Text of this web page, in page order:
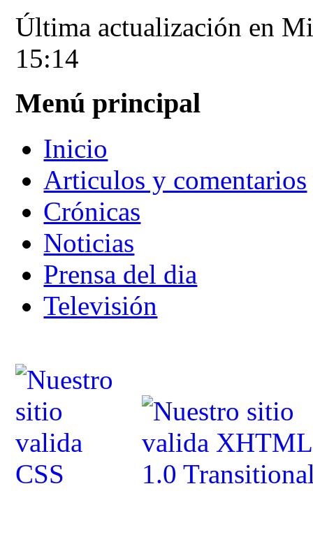
Última actualización en
15:14
Menú principal
Inicio
Articulos y comentarios
Crónicas
Noticias
Prensa del dia
Televisión